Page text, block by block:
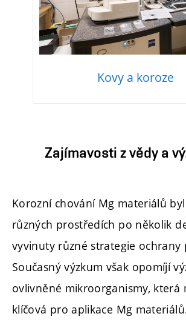
Kovy a koroze
Zajímavosti z vědy a
Korozní chování Mg materiálů
různých prostředích po několik
vyvinuty různé strategie ochrany
Současný výzkum však opomíjí
ovlivněné mikroorganismy, která
klíčová pro aplikace Mg